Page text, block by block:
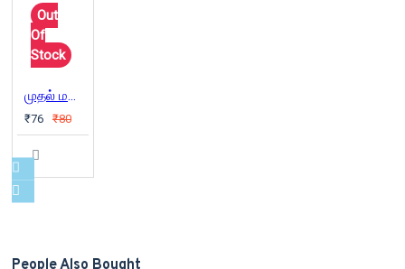
Out
Of
Stock
முதல் மழை பெய்த போது பூமியில் மரங்கள் இல்லை
₹76 ₹80
People Also Bought